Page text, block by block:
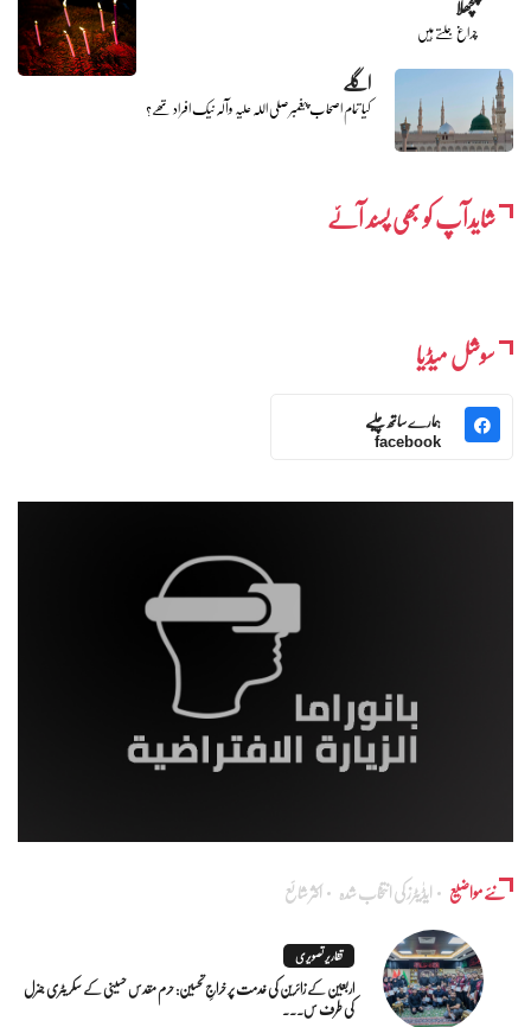
چراغ جلتے ہیں
اگلے
کیا تمام اصحاب پیغمبر صلی اللہ علیہ وآلہ نیک افراد تھے؟
شایدآپ کو بھی پسند آئے
سوشل میڈیا
ہمارے ساتھ چلیے
facebook
نئے مواضیع ایڈٰیٹرز کی انتخاب شدہ اکثر شائع
تقاریر تصویری
اربعین کے زائرین کی خدمت پر خراجِ تحسین: حرم مقدس حسینی کے سکریٹری جنرل
کی طرف س...